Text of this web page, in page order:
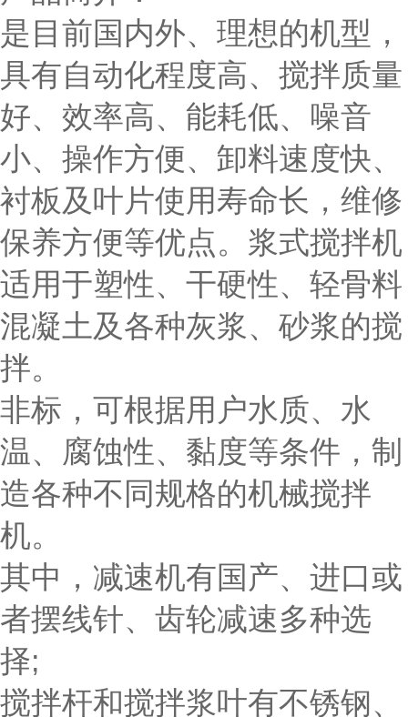
是目前国内外、理想的机型，
具有自动化程度高、搅拌质量
好、效率高、能耗低、噪音
小、操作方便、卸料速度快、
衬板及叶片使用寿命长，维修
保养方便等优点。浆式搅拌机
适用于塑性、干硬性、轻骨料
混凝土及各种灰浆、砂浆的搅
拌。
非标，可根据用户水质、水
温、腐蚀性、黏度等条件，制
造各种不同规格的机械搅拌
机。
其中，减速机有国产、进口或
者摆线针、齿轮减速多种选
择;
搅拌杆和搅拌浆叶有不锈钢、